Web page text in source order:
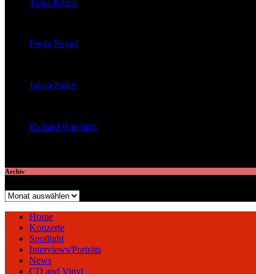
Freda Ressel
Julian Falke
Richard Bongartz
Archiv
Archiv
Home
Konzerte
Spotlight
Interviews/Porträts
News
CD and Vinyl